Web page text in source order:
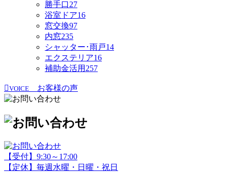
勝手口27
浴室ドア16
窓交換97
内窓235
シャッター･雨戸14
エクステリア16
補助金活用 257
VOICE お客様の声
【受付】9:30～17:00
【定休】毎週水曜・日曜・祝日